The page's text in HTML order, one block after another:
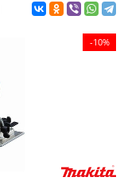
-10%